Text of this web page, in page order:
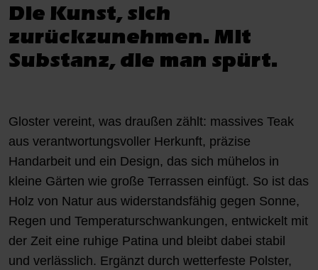
Die Kunst, sich
zurückzunehmen. Mit
Substanz, die man spürt.
Gloster vereint, was draußen zählt: massives Teak
aus verantwortungsvoller Herkunft, präzise
Handarbeit und ein Design, das sich mühelos in
kleine Gärten wie große Terrassen einfügt. So ist das
Holz von Natur aus widerstandsfähig gegen Sonne,
Regen und Temperaturschwankungen, entwickelt mit
der Zeit eine ruhige Patina und bleibt dabei stabil
und verlässlich. Ergänzt durch wetterfeste Polster,